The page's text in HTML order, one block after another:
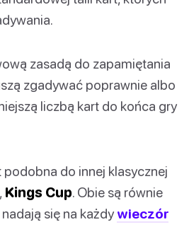
zasadą do zapamiętania
zgadywać poprawnie albo
liczbą kart do końca gry
podobna do innej klasycznej
Kings Cup. Obie są równie
się na każdy wieczór